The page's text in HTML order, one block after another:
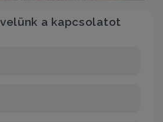
a kapcsolatot